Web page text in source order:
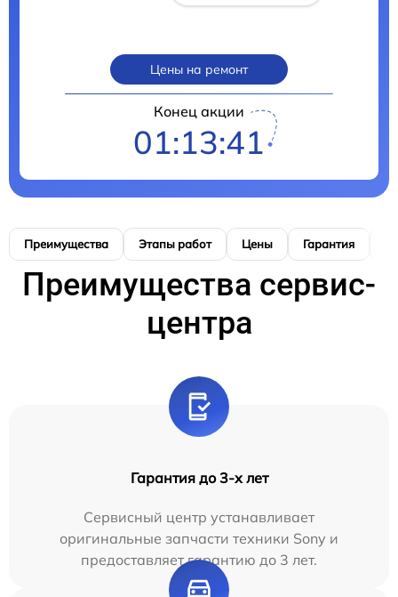
Цены на ремонт
Конец акции
01:13:40
Преимущества Этапы работ Цены Гарантия
Преимущества сервис-
центра
Гарантия до 3-х лет
Сервисный центр устанавливает
оригинальные запчасти техники Sony и
предоставляет гарантию до 3 лет.